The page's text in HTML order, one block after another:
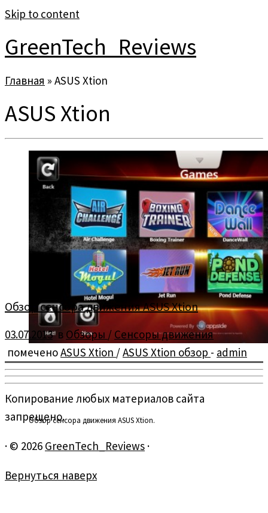
Skip to content
GreenTech_Reviews
Главная » ASUS Xtion
ASUS Xtion
Обзор сенсора движения ASUS Xtion.
Обзор сенсора движения ASUS Xtion
03.07.2013в Обзоры / Сенсоры движения
помеченоASUS Xtion /ASUS Xtion обзор - admin
Копирование любых материалов сайта
запрещено.
· © 2026 GreenTech_Reviews ·
Вернуться наверх